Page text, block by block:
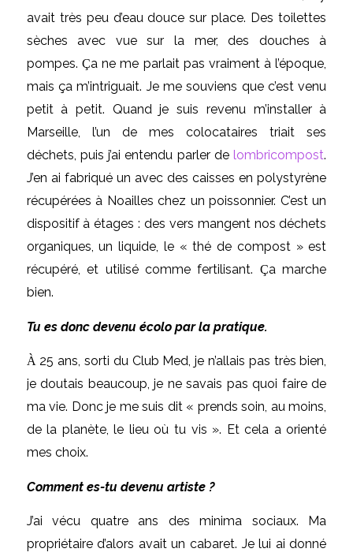
avait très peu d’eau douce sur place. Des toilettes
sèches avec vue sur la mer, des douches à
pompes. Ça ne me parlait pas vraiment à l’époque,
mais ça m’intriguait. Je me souviens que c’est venu
petit à petit. Quand je suis revenu m’installer à
Marseille, l’un de mes colocataires triait ses
déchets, puis j’ai entendu parler delombricompost.
J’en ai fabriqué un avec des caisses en polystyrène
récupérées à Noailles chez un poissonnier. C’est un
dispositif à étages : des vers mangent nos déchets
organiques, un liquide, le « thé de compost » est
récupéré, et utilisé comme fertilisant. Ça marche
bien.
Tu es donc devenu écolo par la pratique.
À25 ans, sorti du Club Med, je n’allais pas très bien,
je doutais beaucoup, je ne savais pas quoi faire de
ma vie. Donc je me suis dit « prends soin, au moins,
de la planète, le lieu où tu vis ». Et cela a orienté
mes choix.
Comment es-tu devenu artiste ?
J’ai vécu quatre ans des minima sociaux. Ma
propriétaire d’alors avait un cabaret. Je lui ai donné